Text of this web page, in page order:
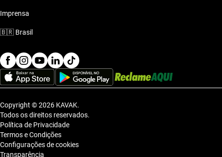
Imprensa
🇧🇷 Brasil
Copyright © 2026 KAVAK.
Todos os direitos reservados.
Política de Privacidade
Termos e Condições
Configurações de cookies
Transparência